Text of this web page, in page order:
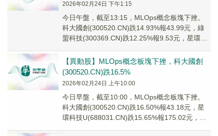
2026年02月24日 下午1:15
今日午盤，截至13:15，MLOps概念板塊下挫。
科大國創(300520.CN)跌14.93%報43.99元，綠
盟科技(300369.CN)跌12.25%報9.53元，星環科
【異動股】MLOps概念板塊下挫，科大國創
(300520.CN)跌16.5%
2026年02月24日 上午10:00
今日早盤，截至10:00，MLOps概念板塊下挫。
科大國創(300520.CN)跌16.50%報43.18元，星
環科技U(688031.CN)跌15.65%報175.02元，綠